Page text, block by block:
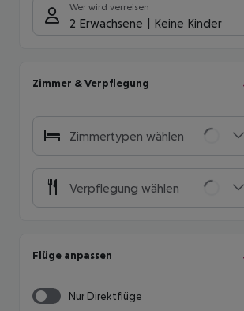
Wer wird verreisen
2 Erwachsene Keine Kinder
Zimmer & Verpflegung
Zimmertypen wählen
Verpflegung wählen
Flüge anpassen
Nur Direktflüge